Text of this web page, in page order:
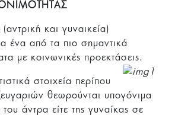
και γυναικεία)
ένα από τα πιο σημαντικά
με κοινωνικές προεκτάσεις.
στοιχεία περίπου
θεωρούνται υπογόνιμα
άντρα είτε της γυναίκας σε